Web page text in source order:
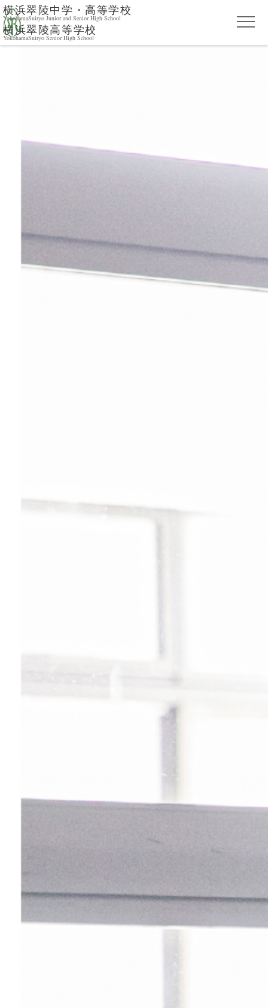
横浜翠陵中学・高等学校
YokohamaSuiryo Junior and Senior High School
横浜翠陵高等学校
YokohamaSuiryo Senior High School